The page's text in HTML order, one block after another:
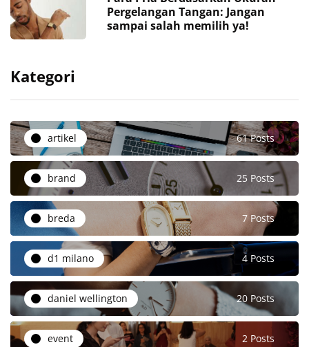
Pergelangan Tangan: Jangan
sampai salah memilih ya!
Kategori
artikel 61 Posts
brand 25 Posts
breda 7 Posts
d1 milano 4 Posts
daniel wellington 20 Posts
event 2 Posts